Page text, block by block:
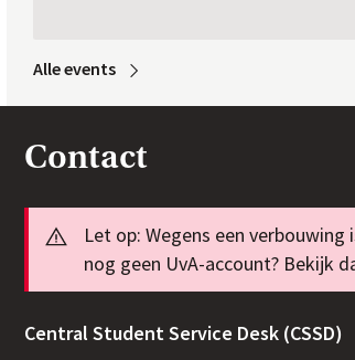
Alle events
Contact
Info
Let op: Wegens een verbouwing
nog geen UvA-account? Bekijk
Central Student Service Desk (CSSD)